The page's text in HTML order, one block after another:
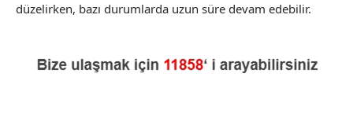
düzelirken, bazı durumlarda uzun süre devam edebilir.